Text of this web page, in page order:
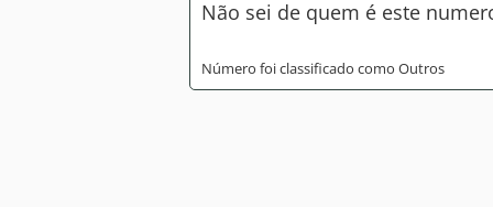
Não sei de quem é este
Número foi classificado como Outros